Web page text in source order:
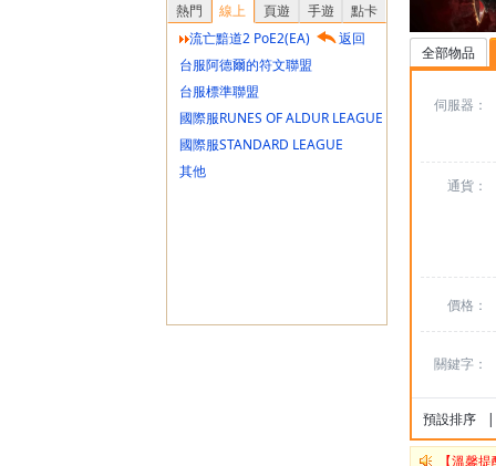
熱門
線上 頁遊 手遊
點卡
流亡黯道2 PoE2(EA)
返回
台服阿德爾的符文聯盟
台服標準聯盟
國際服RUNES OF ALDUR LEAGUE
國際服STANDARD LEAGUE
其他
全部物品
伺服器：
通貨：
價格：
關鍵字：
預設排序 |
【溫馨